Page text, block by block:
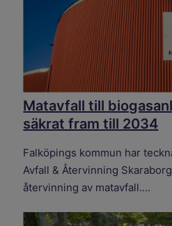
Matavfall till
säkrat fram till 2034
Falköpings kommun har
Avfall & Återvinning
återvinning av matavfall....